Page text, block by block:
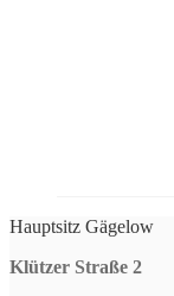
Hauptsitz Gägelow
Klützer Straße 2